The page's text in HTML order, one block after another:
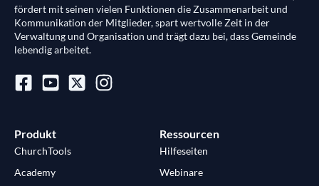
fördert mit seinen vielen Funktionen die Zusammenarbeit und
Kommunikation der Mitglieder, spart wertvolle Zeit in der
Verwaltung und Organisation und trägt dazu bei, dass Gemeinde
lebendig arbeitet.
Produkt
ChurchTools
Academy
Ressourcen
Hilfeseiten
Webinare